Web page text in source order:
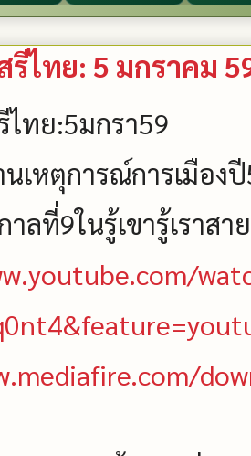
รีไทย: 5 มกราคม
ไทย:5มกรา59
เหตุการณ์การเมือง
ลที่9ในรู้เขารู้เราสา